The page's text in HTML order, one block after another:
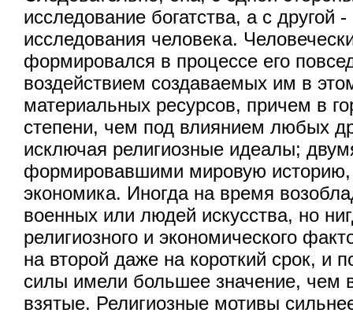
исследование богатства, а с другой
исследования человека.
формировался в процессе его
воздействием создаваемых им в
материальных ресурсов, причем в
степени, чем под влиянием любых
исключая религиозные идеалы;
формировавшими мировую историю,
экономика. Иногда на время
военных или людей искусства, но
религиозного и экономического
на второй даже на короткий срок, и
силы имели большее значение, чем
взятые. Религиозные мотивы